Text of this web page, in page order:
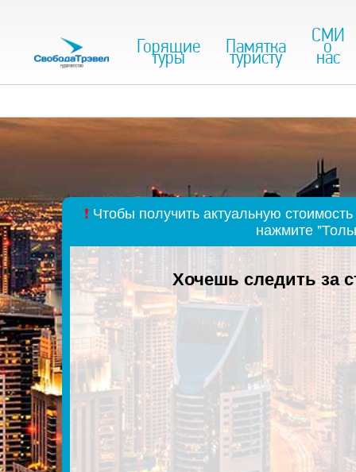
Горящие
туры Памятка
туристу
СМИ
о
нас
❗ Чтобы получить актуальную
нажмите
Хочешь следить за